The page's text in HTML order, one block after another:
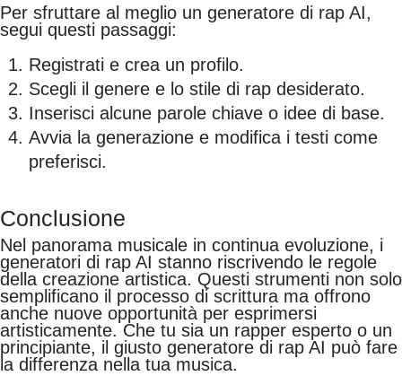
Per sfruttare al meglio un generatore di rap AI,
segui questi passaggi:
Registrati e crea un profilo.
Scegli il genere e lo stile di rap desiderato.
Inserisci alcune parole chiave o idee di base.
Avvia la generazione e modifica i testi come
preferisci.
Conclusione
Nel panorama musicale in continua evoluzione, i
generatori di rap AI stanno riscrivendo le regole
della creazione artistica. Questi strumenti non solo
semplificano il processo di scrittura ma offrono
anche nuove opportunità per esprimersi
artisticamente. Che tu sia un rapper esperto o un
principiante, il giusto generatore di rap AI può fare
la differenza nella tua musica.